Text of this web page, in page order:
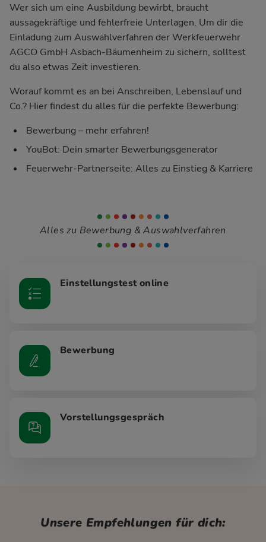
Wer sich um eine Ausbildung bewirbt, braucht
aussagekräftige und fehlerfreie Unterlagen. Um dir die
Einladung zum Auswahlverfahren der Werkfeuerwehr
AGCO GmbH Asbach-Bäumenheim zu sichern, solltest
du also etwas Zeit investieren.
Worauf kommt es an bei Anschreiben, Lebenslauf und
Co.? Hier findest du alles für die perfekte Bewerbung:
Bewerbung – mehr erfahren!
YouBot: Dein smarter Bewerbungsgenerator
Feuerwehr-Partnerseite: Alles zu Einstieg & Karriere
Alles zu Bewerbung & Auswahlverfahren
Einstellungstest online
Bewerbung
Vorstellungsgespräch
Unsere Empfehlungen für dich: